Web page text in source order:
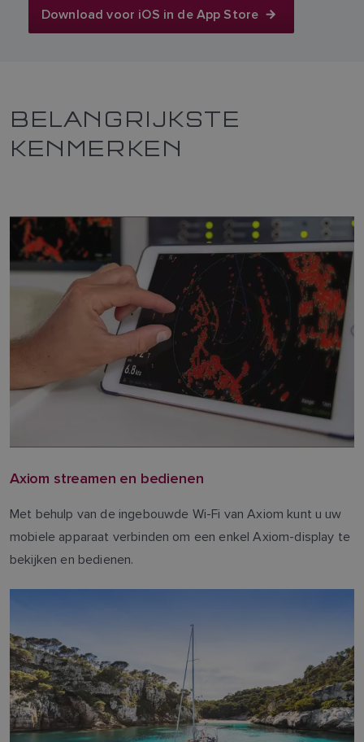
Download voor iOS in de App Store
BELANGRIJKSTE
KENMERKEN
Axiom streamen en bedienen
Met behulp van de ingebouwde Wi-Fi van Axiom kunt u uw
mobiele apparaat verbinden om een enkel Axiom-display te
bekijken en bedienen.